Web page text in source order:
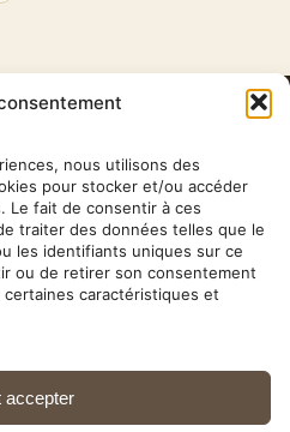
nous utilisons des
pour stocker et/ou accéder
Le fait de consentir à ces
traiter des données telles que le
les identifiants uniques sur ce
ou de retirer son consentement
caractéristiques et
accepter— 75012 Paris ·